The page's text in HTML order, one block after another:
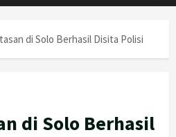
di Solo Berhasil Disita Polisi
di Solo Berhasil